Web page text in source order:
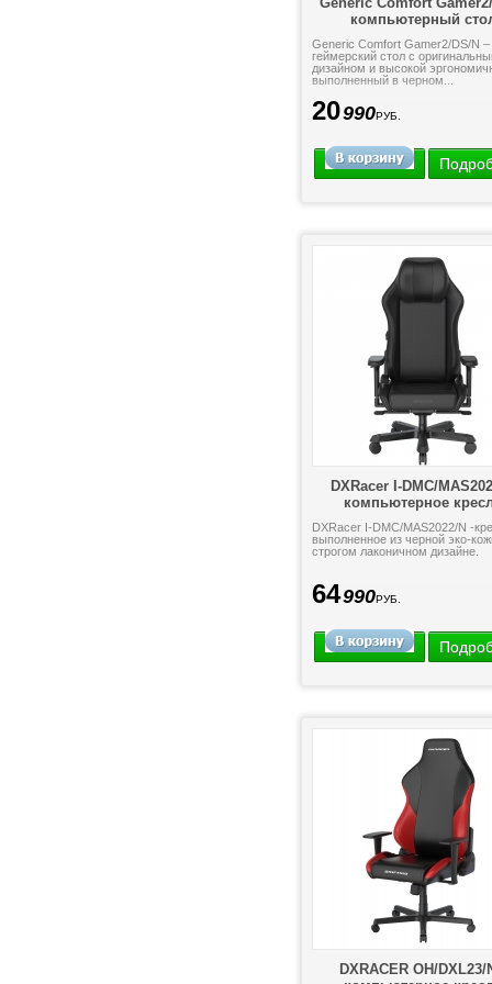
компьютерный
Generic Comfort Gamer2/DS/N –
геймерский стол с
дизайном и высокой
выполненный в черном...
20990РУБ.
DXRacer I-DMC/
компьютерное
DXRacer I-DMC/MAS2022/N -
выполненное из черной эко-
строгом лаконичном дизайне.
64990РУБ.
DXRACER OH/DXL23/